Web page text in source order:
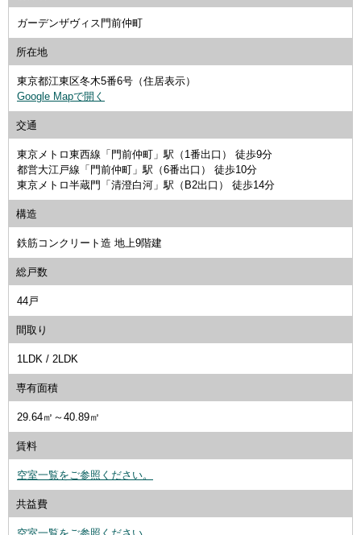
ガーデンザヴィス門前仲町
所在地
東京都江東区冬木5番6号（住居表示）
Google Mapで開く
交通
東京メトロ東西線「門前仲町」駅（1番出口） 徒歩9分
都営大江戸線「門前仲町」駅（6番出口） 徒歩10分
東京メトロ半蔵門「清澄白河」駅（B2出口） 徒歩14分
構造
鉄筋コンクリート造 地上9階建
総戸数
44戸
間取り
1LDK / 2LDK
専有面積
29.64㎡～40.89㎡
賃料
空室一覧をご参照ください。
共益費